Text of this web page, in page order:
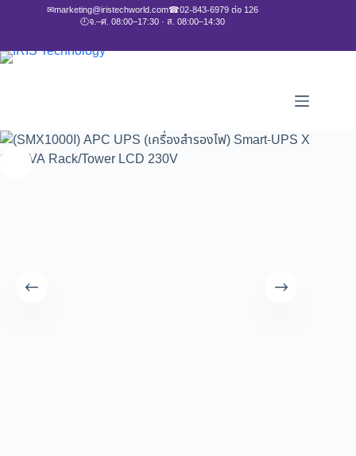
✉marketing@iristechworld.com☎02-843-6979 ต่อ 126
🕘จ.–ศ. 08:00–17:30 · ส. 08:00–14:30